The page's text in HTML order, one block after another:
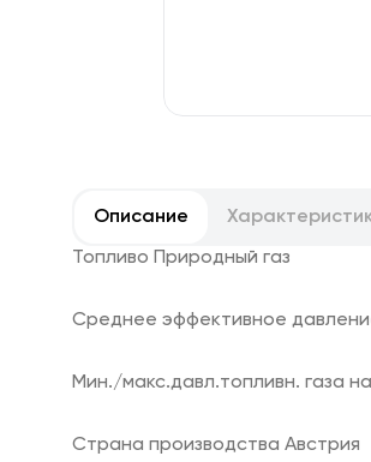
Описание
Топливо Природный газ
Среднее эффективное
Мин./макс.давл.топливн. газа
Страна производства Австрия